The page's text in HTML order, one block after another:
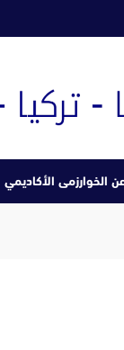
الخوارزمى الأكاديمي